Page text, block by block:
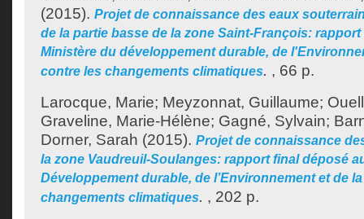
(2015). Projet de connaissance des eaux
de la partie basse de la zone Saint-François:
Ministère du développement durable, de
contre les changements climatiques. , 66 p.
Larocque, Marie; Meyzonnat, Guillaume;
Graveline, Marie-Hélène; Gagné, Sylvain;
Dorner, Sarah (2015). Projet de connaissance
la zone Vaudreuil-Soulanges: rapport final déposé
Développement durable, de l’Environnement et de
changements climatiques. , 202 p.